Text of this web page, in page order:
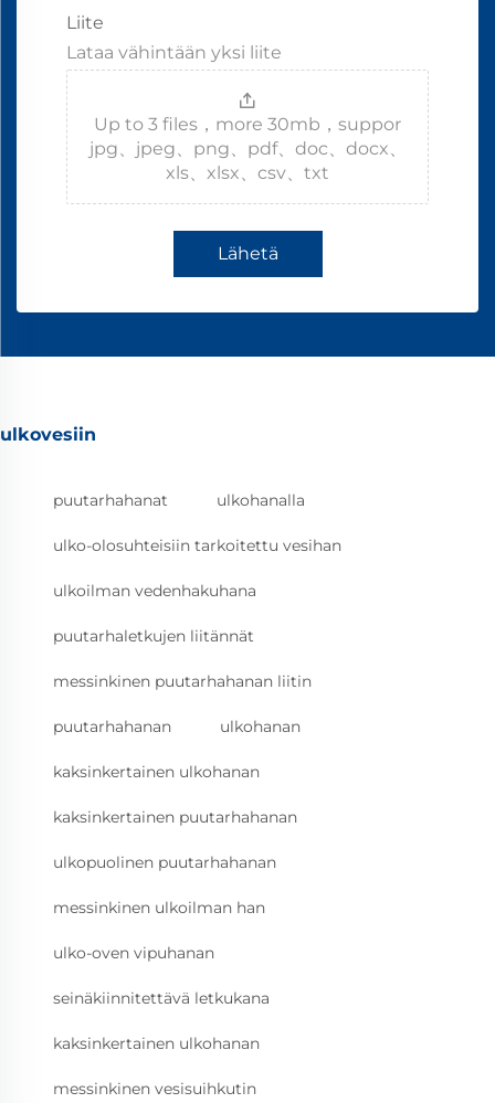
Liite
Lataa vähintään yksi liite
Up to 3 files，more 30mb，suppor
jpg、jpeg、png、pdf、doc、docx、
xls、xlsx、csv、txt
Lähetä
ulkovesiin
puutarhahanat ulkohanalla
ulko-olosuhteisiin tarkoitettu vesihan
ulkoilman vedenhakuhana
puutarhaletkujen liitännät
messinkinen puutarhahanan liitin
puutarhahanan ulkohanan
kaksinkertainen ulkohanan
kaksinkertainen puutarhahanan
ulkopuolinen puutarhahanan
messinkinen ulkoilman han
ulko-oven vipuhanan
seinäkiinnitettävä letkukana
kaksinkertainen ulkohanan
messinkinen vesisuihkutin